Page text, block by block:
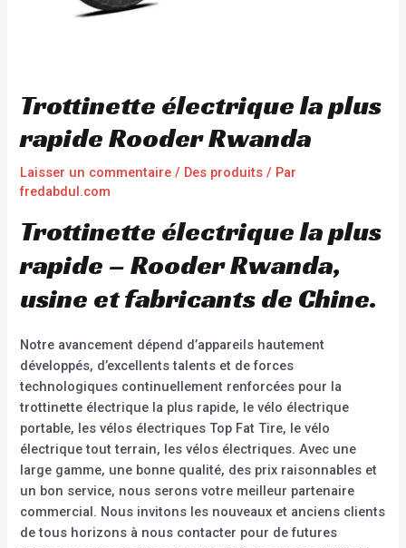
Trottinette électrique la plus
rapide Rooder Rwanda
Laisser un commentaire / Des produits / Par
fredabdul.com
Trottinette électrique la plus
rapide – Rooder Rwanda,
usine et fabricants de Chine.
Notre avancement dépend d’appareils hautement
développés, d’excellents talents et de forces
technologiques continuellement renforcées pour la
trottinette électrique la plus rapide, le vélo électrique
portable, les vélos électriques Top Fat Tire, le vélo
électrique tout terrain, les vélos électriques. Avec une
large gamme, une bonne qualité, des prix raisonnables et
un bon service, nous serons votre meilleur partenaire
commercial. Nous invitons les nouveaux et anciens clients
de tous horizons à nous contacter pour de futures